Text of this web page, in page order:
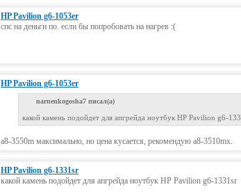
HP Pavilion g6-1053er
спс на деньги по. если бы попробовать на нагрев :(
HP Pavilion g6-1053er
narnenkogosha7 писал(а)
какой камень подойдет для апгрейда ноутбук HP Pavilion g6-
a8-3550m максимально, но цена кусается, рекомендую а8-3510mx.
HP Pavilion g6-1331sr
какой камень подойдет для апгрейда ноутбук HP Pavilion g6-1331sr